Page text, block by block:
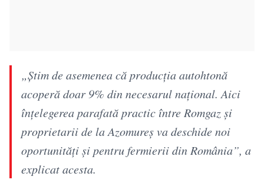
„Știm de asemenea că producția autohtonă
acoperă doar 9% din necesarul național. Aici
înțelegerea parafată practic între Romgaz și
proprietarii de la Azomureș va deschide noi
oportunități și pentru fermierii din România”, a
explicat acesta.